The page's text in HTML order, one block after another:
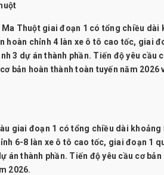
Ma Thuột giai đoạn 1 có tổng chiều
hoàn chỉnh 4 làn xe ô tô cao tốc, giai
3 dự án thành phần. Tiến độ yêu cầu
bản hoàn thành toàn tuyến năm
giai đoạn 1 có tổng chiều dài
6-8 làn xe ô tô cao tốc, giai đoạn 1
án thành phần. Tiến độ yêu cầu cơ
2026.